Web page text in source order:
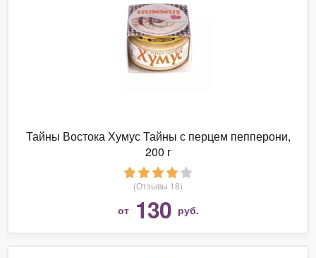
Тайны Востока Хумус Тайны с перцем пепперони,
200 г
(Отзывы 18)
от 130 руб.